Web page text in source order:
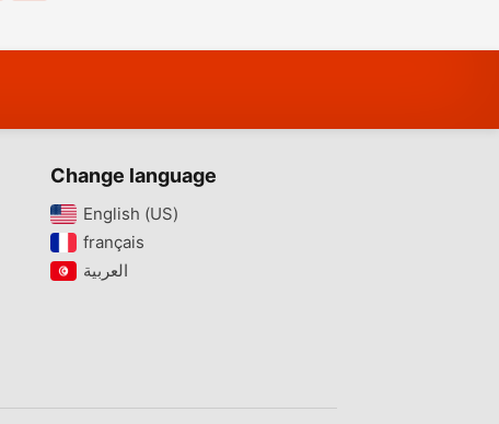
Change language
English (US)‎
français‎